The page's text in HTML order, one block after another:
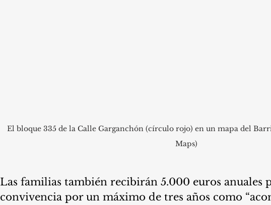
El bloque 335 de la Calle Garganchón (círculo rojo) en un mapa del
Maps)
Las familias también recibirán 5.000 euros anuales
convivencia por un máximo de tres años como